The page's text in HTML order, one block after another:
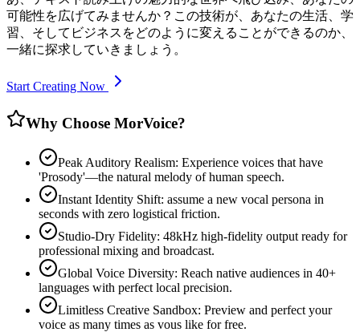
可能性を広げてみませんか？この技術が、あなたの生活、学
習、そしてビジネスをどのように変えることができるのか、
一緒に探求していきましょう。
Start Creating Now
Why Choose MorVoice?
Peak Auditory Realism: Experience voices that have
'Prosody'—the natural melody of human speech.
Instant Identity Shift: assume a new vocal persona in
seconds with zero logistical friction.
Studio-Dry Fidelity: 48kHz high-fidelity output ready for
professional mixing and broadcast.
Global Voice Diversity: Reach native audiences in 40+
languages with perfect local precision.
Limitless Creative Sandbox: Preview and perfect your
voice as many times as vous like for free.